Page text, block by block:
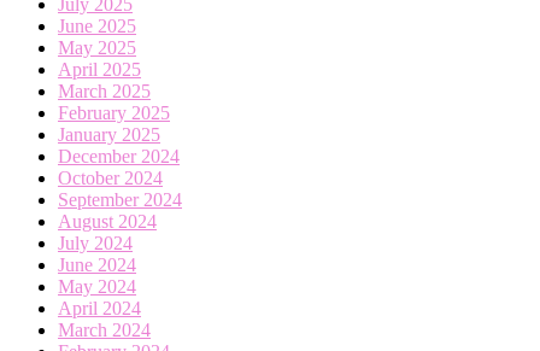
July 2025
June 2025
May 2025
April 2025
March 2025
February 2025
January 2025
December 2024
October 2024
September 2024
August 2024
July 2024
June 2024
May 2024
April 2024
March 2024